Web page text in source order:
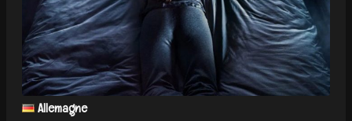
Allemagne